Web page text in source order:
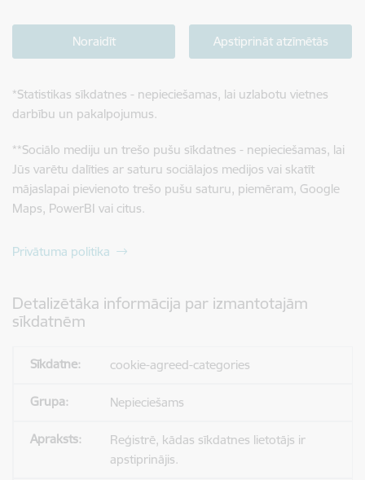
Noraidīt Apstiprināt atzīmētās
*Statistikas sīkdatnes - nepieciešamas, lai uzlabotu vietnes
darbību un pakalpojumus.
**Sociālo mediju un trešo pušu sīkdatnes - nepieciešamas, lai
Jūs varētu dalīties ar saturu sociālajos medijos vai skatīt
mājaslapai pievienoto trešo pušu saturu, piemēram, Google
Maps, PowerBI vai citus.
Privātuma politika
Detalizētāka informācija par izmantotajām
sīkdatnēm
cookie-agreed-categories
Nepieciešams
Reģistrē, kādas sīkdatnes lietotājs ir
apstiprinājis.